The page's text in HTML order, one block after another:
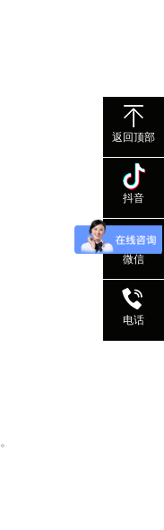
。
返回顶部
抖音
微信
电话